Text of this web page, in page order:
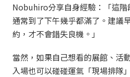
Nobuhiro分享自身經驗：「這階
通常到了下午幾乎都滿了。建議
約，才不會錯失良機。」
當然，如果自己想看的展館、活
入場也可以碰碰運氣「現場排隊